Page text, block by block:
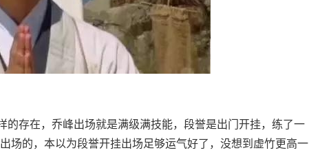
的存在，乔峰出场就是满级满技能，段誉是出门开挂，练了一
场的，本以为段誉开挂出场足够运气好了，没想到虚竹更高一